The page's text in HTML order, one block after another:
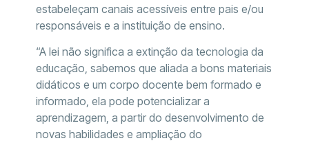
estabeleçam canais acessíveis entre pais e/ou
responsáveis e a instituição de ensino.
“A lei não significa a extinção da tecnologia da
educação, sabemos que aliada a bons materiais
didáticos e um corpo docente bem formado e
informado, ela pode potencializar a
aprendizagem, a partir do desenvolvimento de
novas habilidades e ampliação do